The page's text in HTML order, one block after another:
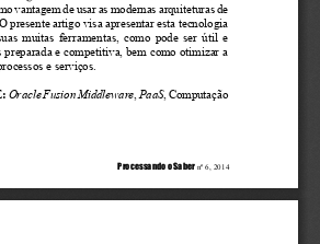
Processando oSaber nº 6, 2014
vantagem de usar as modernas arquiteturas de
presente artigo visa apresentar esta tecnologia
muitas ferramentas, como pode ser útil e
preparada e competitiva, bem como otimizar a
e serviços.
Oracle Fusion Middleware , PaaS, Computação